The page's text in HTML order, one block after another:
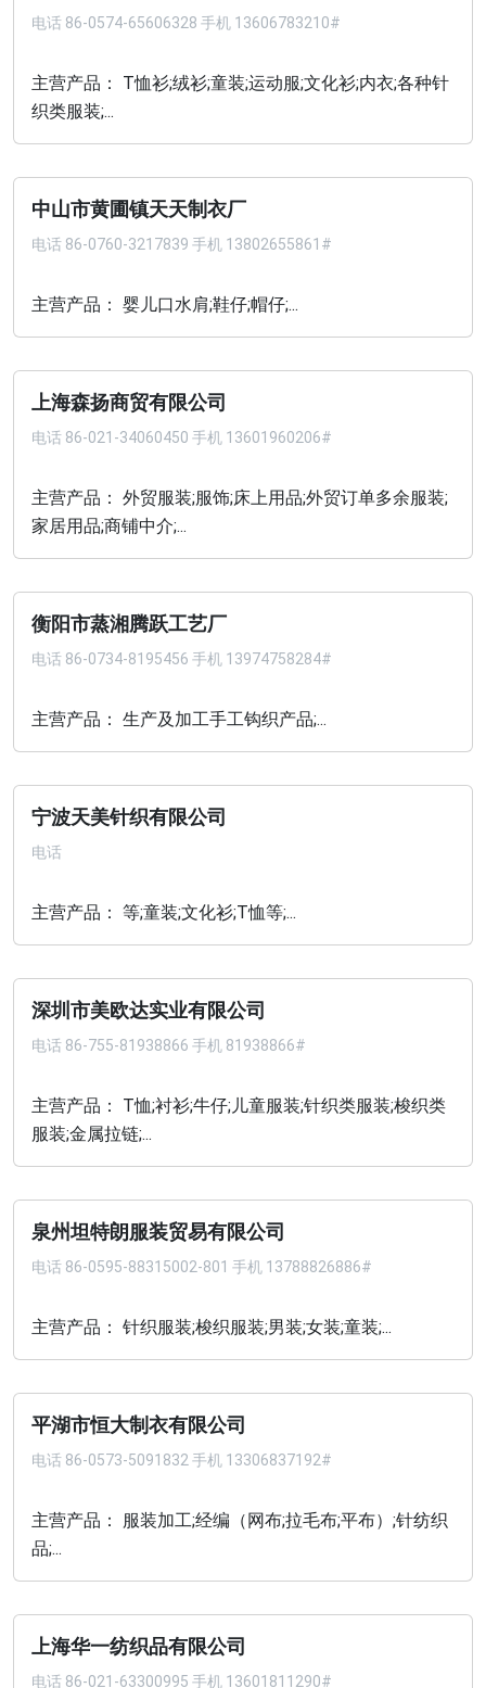
电话 86-0574-65606328 手机 13606783210#
主营产品： T恤衫;绒衫;童装;运动服;文化衫;内衣;各种针
织类服装;...
中山市黄圃镇天天制衣厂
电话 86-0760-3217839 手机 13802655861#
主营产品： 婴儿口水肩;鞋仔;帽仔;...
上海森扬商贸有限公司
电话 86-021-34060450 手机 13601960206#
主营产品： 外贸服装;服饰;床上用品;外贸订单多余服装;
家居用品;商铺中介;...
衡阳市蒸湘腾跃工艺厂
电话 86-0734-8195456 手机 13974758284#
主营产品： 生产及加工手工钩织产品;...
宁波天美针织有限公司
电话
主营产品： 等;童装;文化衫;T恤等;...
深圳市美欧达实业有限公司
电话 86-755-81938866 手机 81938866#
主营产品： T恤;衬衫;牛仔;儿童服装;针织类服装;梭织类
服装;金属拉链;...
泉州坦特朗服装贸易有限公司
电话 86-0595-88315002-801 手机 13788826886#
主营产品： 针织服装;梭织服装;男装;女装;童装;...
平湖市恒大制衣有限公司
电话 86-0573-5091832 手机 13306837192#
主营产品： 服装加工;经编（网布;拉毛布;平布）;针纺织
品;...
上海华一纺织品有限公司
电话 86-021-63300995 手机 13601811290#